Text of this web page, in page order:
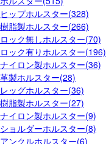
ヒップホルスター(328)
樹脂製ホルスター(266)
ロック無しホルスター(70)
ロック有りホルスター(196)
ナイロン製ホルスター(36)
革製ホルスター(28)
レッグホルスター(36)
樹脂製ホルスター(27)
ナイロン製ホルスター(9)
ショルダーホルスター(8)
アンクルホルスター(6)